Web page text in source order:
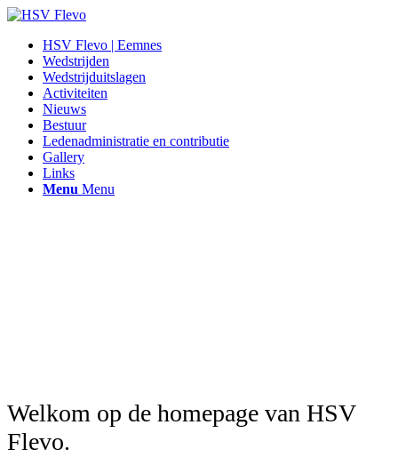
HSV Flevo | Eemnes
Wedstrijden
Wedstrijduitslagen
Activiteiten
Nieuws
Bestuur
Ledenadministratie en contributie
Gallery
Links
Menu Menu
Welkom op de homepage van HSV
Flevo.